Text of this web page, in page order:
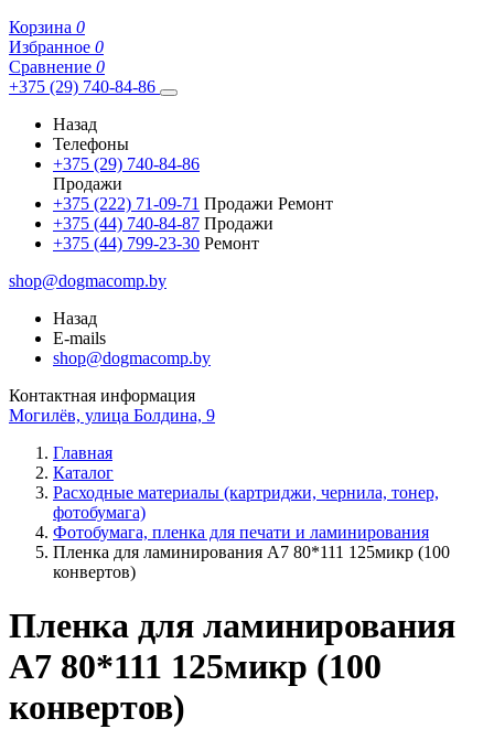
Корзина 0
Избранное 0
Сравнение 0
+375 (29) 740-84-86
Назад
Телефоны
+375 (29) 740-84-86
Продажи
+375 (222) 71-09-71 Продажи Ремонт
+375 (44) 740-84-87 Продажи
+375 (44) 799-23-30 Ремонт
shop@dogmacomp.by
Назад
E-mails
shop@dogmacomp.by
Контактная информация
Могилёв, улица Болдина, 9
Главная
Каталог
Расходные материалы (картриджи, чернила, тонер,
фотобумага)
Фотобумага, пленка для печати и ламинирования
Пленка для ламинирования A7 80*111 125микр (100
конвертов)
Пленка для ламинирования
A7 80*111 125микр (100
конвертов)